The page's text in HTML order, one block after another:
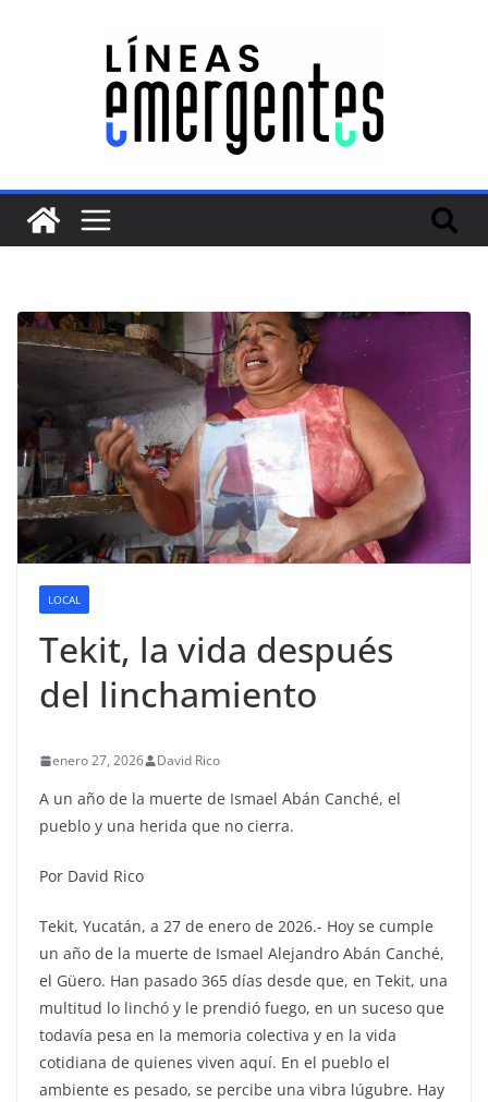
LOCAL
Tekit, la vida después
del linchamiento
enero 27, 2026 David Rico
A un año de la muerte de Ismael Abán Canché, el
pueblo y una herida que no cierra.
Por David Rico
Tekit, Yucatán, a 27 de enero de 2026.- Hoy se cumple
un año de la muerte de Ismael Alejandro Abán Canché,
el Güero. Han pasado 365 días desde que, en Tekit, una
multitud lo linchó y le prendió fuego, en un suceso que
todavía pesa en la memoria colectiva y en la vida
cotidiana de quienes viven aquí. En el pueblo el
ambiente es pesado, se percibe una vibra lúgubre. Hay